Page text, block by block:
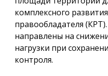
комплексного
правообладателя
направлены на
нагрузки при
контроля.